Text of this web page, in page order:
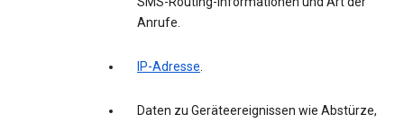
Anrufe.
IP-Adresse.
Daten zu Geräteereignissen wie Abstürze,